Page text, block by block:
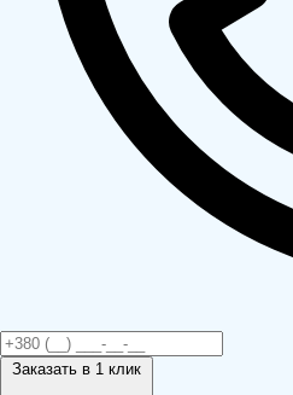
Заказать в 1 клик